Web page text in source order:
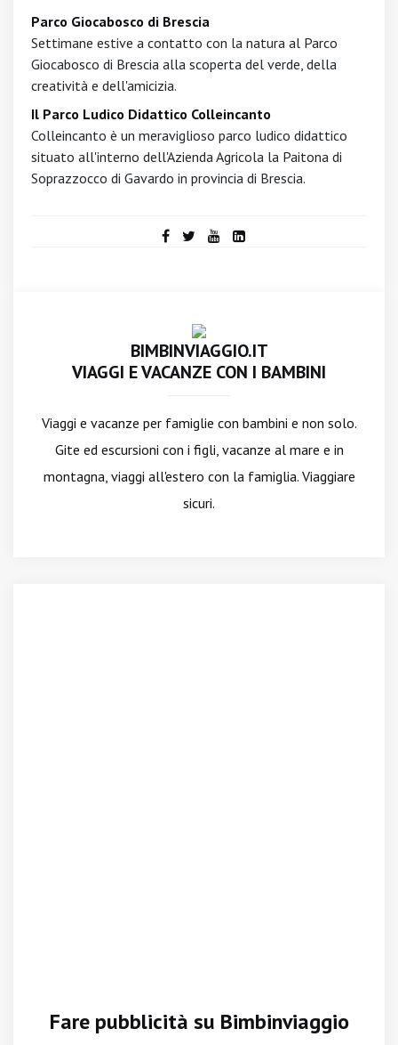
Parco Giocabosco di Brescia
Settimane estive a contatto con la natura al Parco
Giocabosco di Brescia alla scoperta del verde, della
creatività e dell'amicizia.
Il Parco Ludico Didattico Colleincanto
Colleincanto è un meraviglioso parco ludico didattico
situato all'interno dell'Azienda Agricola la Paitona di
Soprazzocco di Gavardo in provincia di Brescia.
BIMBINVIAGGIO.IT
VIAGGI E VACANZE CON I BAMBINI
Viaggi e vacanze per famiglie con bambini e non solo.
Gite ed escursioni con i figli, vacanze al mare e in
montagna, viaggi all'estero con la famiglia. Viaggiare
sicuri.
Fare pubblicità su Bimbinviaggio